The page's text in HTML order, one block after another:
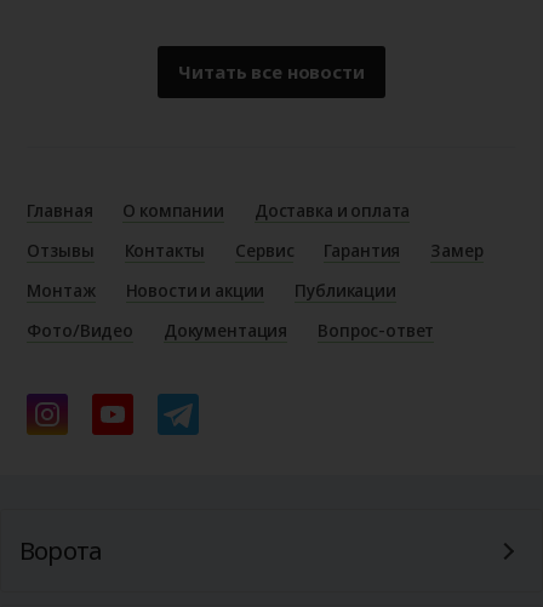
Читать все новости
Главная О компании
Доставка и оплата
Отзывы
Контакты Сервис Гарантия
Замер
Монтаж
Новости и акции
Публикации
Фото/Видео
Документация Вопрос-ответ
Ворота